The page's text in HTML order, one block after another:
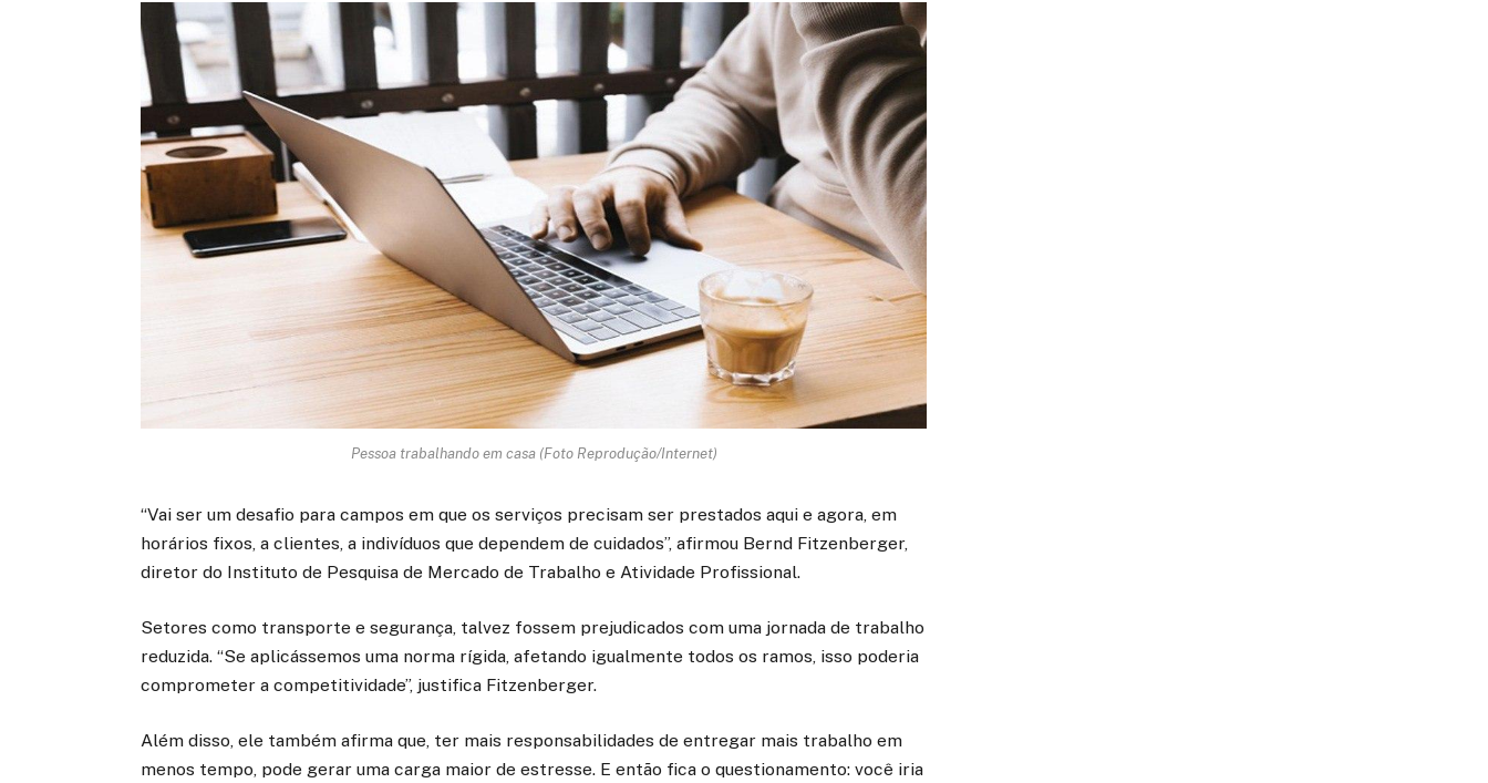
Pessoa trabalhando em casa (Foto Reprodução/Internet)
“Vai ser um desafio para campos em que os serviços precisam ser prestados aqui e agora, em
horários fixos, a clientes, a indivíduos que dependem de cuidados”, afirmou Bernd Fitzenberger,
diretor do Instituto de Pesquisa de Mercado de Trabalho e Atividade Profissional.
Setores como transporte e segurança, talvez fossem prejudicados com uma jornada de trabalho
reduzida. “Se aplicássemos uma norma rígida, afetando igualmente todos os ramos, isso poderia
comprometer a competitividade”, justifica Fitzenberger.
Além disso, ele também afirma que, ter mais responsabilidades de entregar mais trabalho em
menos tempo, pode gerar uma carga maior de estresse. E então fica o questionamento: você iria